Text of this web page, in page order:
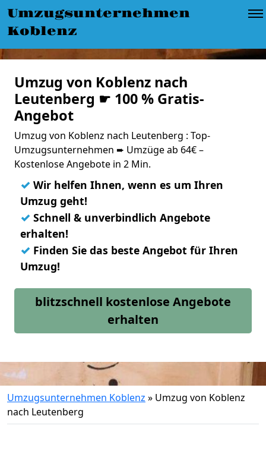
Umzugsunternehmen
Koblenz
Umzug von Koblenz nach
Leutenberg ☛ 100 % Gratis-
Angebot
Umzug von Koblenz nach Leutenberg : Top-
Umzugsunternehmen ➨ Umzüge ab 64€ –
Kostenlose Angebote in 2 Min.
✓ Wir helfen Ihnen, wenn es um Ihren
Umzug geht!
✓ Schnell & unverbindlich Angebote
erhalten!
✓ Finden Sie das beste Angebot für Ihren
Umzug!
blitzschnell kostenlose Angebote
erhalten
Umzugsunternehmen Koblenz » Umzug von Koblenz
nach Leutenberg